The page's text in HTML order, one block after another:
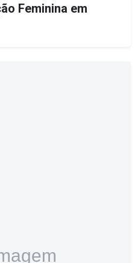
Feminina em